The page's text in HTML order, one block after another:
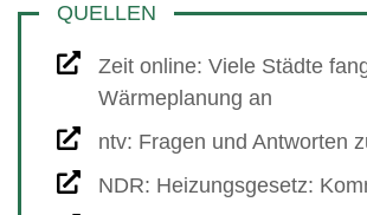
Zeit online: Viele Städte
Wärmeplanung an
ntv: Fragen und Antworten
NDR: Heizungsgesetz: